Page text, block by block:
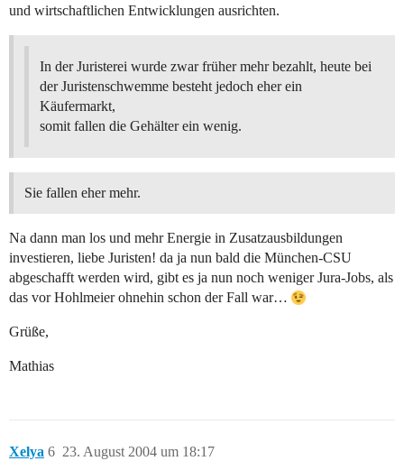
und wirtschaftlichen Entwicklungen ausrichten.
In der Juristerei wurde zwar früher mehr bezahlt, heute bei
der Juristenschwemme besteht jedoch eher ein
Käufermarkt,
somit fallen die Gehälter ein wenig.
Sie fallen eher mehr.
Na dann man los und mehr Energie in Zusatzausbildungen
investieren, liebe Juristen! da ja nun bald die München-CSU
abgeschafft werden wird, gibt es ja nun noch weniger Jura-Jobs, als
das vor Hohlmeier ohnehin schon der Fall war…
Grüße,
Mathias
Xelya 23. August 2004 um 18:17
6